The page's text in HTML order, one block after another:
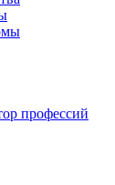
профессий